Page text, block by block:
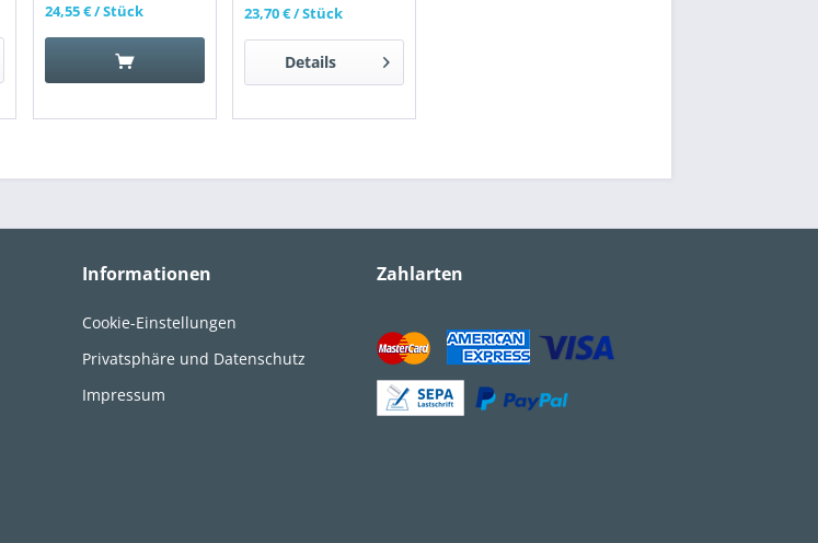
24,55 €/ Stück
23,70 €/ Stück
Details
Informationen
Cookie-Einstellungen
Privatsphäre und Datenschutz
Impressum
Zahlarten